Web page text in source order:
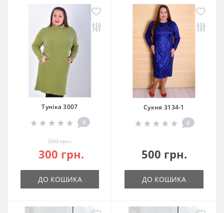
Туніка 3007
0
500 грн.
300 грн.
ДО КОШИКА
Сукня 3134-1
0
500 грн.
ДО КОШИКА